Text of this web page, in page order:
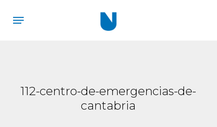
Menu
112-centro-de-emergencias-de-
cantabria